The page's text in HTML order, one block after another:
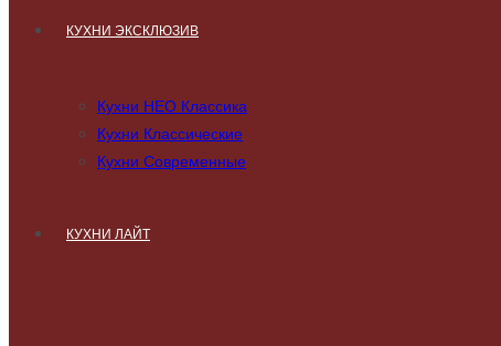
КУХНИ ЭКСКЛЮЗИВ
Кухни НЕО Классика
Кухни Классические
Кухни Современные
КУХНИ ЛАЙТ